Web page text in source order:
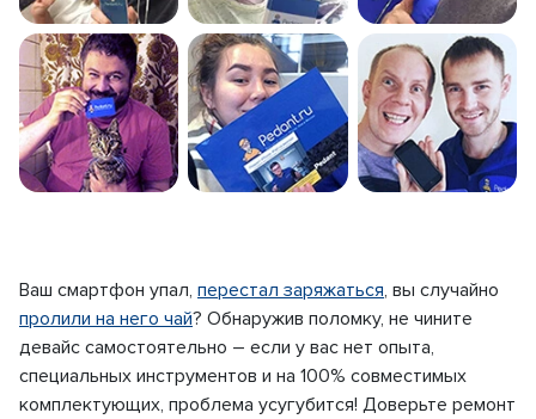
Ваш смартфон упал, перестал заряжаться, вы случайно
пролили на него чай? Обнаружив поломку, не чините
девайс самостоятельно – если у вас нет опыта,
специальных инструментов и на 100% совместимых
комплектующих, проблема усугубится! Доверьте ремонт